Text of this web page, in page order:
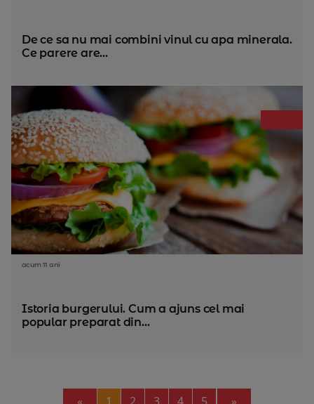
De ce sa nu mai combini vinul cu apa minerala.
Ce parere are...
acum 11 ani
Istoria burgerului. Cum a ajuns cel mai
popular preparat din...
Previous